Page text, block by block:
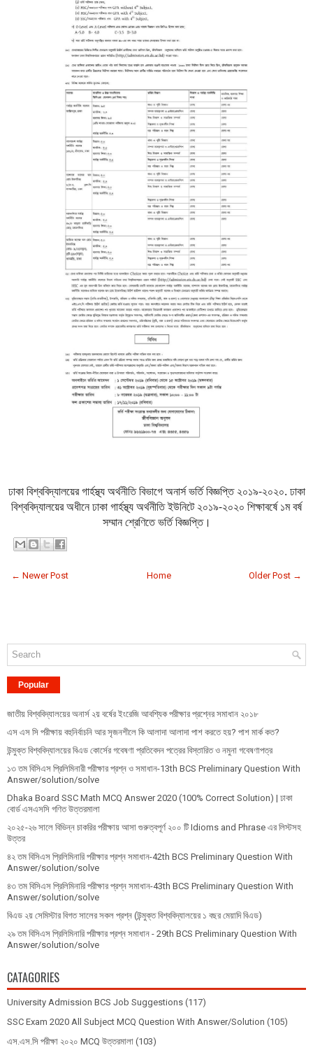
ঢাকা বিশ্ববিদ্যালয়ের গার্হস্থ্য অর্থনীতি বিভাগে অনার্স ভর্তি বিজ্ঞপ্তি ২০১৯-২০২০. ঢাকা
বিশ্ববিদ্যালয়ের অধীনে ঢাকা গার্হস্থ্য অর্থনীতি ইউনিটে ২০১৯-২০২০ শিক্ষাবর্ষে ১ম বর্ষ
সম্মান শ্রেণিতে ভর্তি বিজ্ঞপ্তি।
← Newer Post Older Post →
Home
Popular
জাতীয় বিশ্ববিদ্যালয়ের অনার্স ২য় বর্ষের ইংরেজি আবশ্যিক পরীক্ষার প্রশ্নের সমাধান ২০১৮
এস এস সি পরীক্ষায় বহুনির্বাচনি আর সৃজনশীলে কি আলাদা আলাদা পাশ করতে হয়? পাশ মার্ক কত?
উন্মুক্ত বিশ্ববিদ্যালয়ের বিএড কোর্সের গবেষণা প্রতিবেদন পত্রের বিস্তারিত ও নমুনা গবেষণাপত্র
১৩ তম বিসিএস প্রি‌লি‌মিনারী পরীক্ষার প্রশ্ন ও সমাধান-13th BCS Preliminary Question With
Answer/solution/solve
Dhaka Board SSC Math MCQ Answer 2020 (100% Correct Solution) | ঢাকা
বোর্ড এসএসসি গণিত উত্তরমালা
২০২৫-২৬ সালে বিভিন্ন চাকরির পরীক্ষায় আসা গুরুত্বপূর্ণ ২০০ টি Idioms and Phrase এর লিস্টসহ
উত্তর
৪২ তম বিসিএস প্রিলিমিনারি পরীক্ষার প্রশ্ন সমাধান-42th BCS Preliminary Question With
Answer/solution/solve
৪৩ তম বিসিএস প্রিলিমিনারি পরীক্ষার প্রশ্ন সমাধান-43th BCS Preliminary Question With
Answer/solution/solve
বিএড ২য় সেমিস্টার বিগত সালের সকল প্রশ্ন (উন্মুক্ত বিশ্ববিদ্যালয়ের ১ বছর মেয়াদি বিএড)
২৯ তম বিসিএস প্রিলিমিনারি পরীক্ষার প্রশ্ন সমাধান - 29th BCS Preliminary Question With
Answer/solution/solve
CATAGORIES
University Admission BCS Job Suggestions (117)
SSC Exam 2020 All Subject MCQ Question With Answer/Solution (105)
এস.এস.সি পরীক্ষা ২০২০ MCQ উত্তরমালা (103)